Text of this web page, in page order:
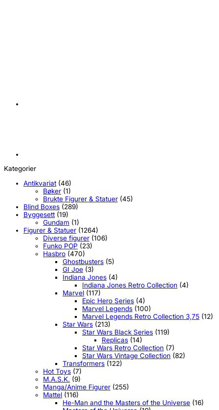
Kategorier
Antikvariat (46)
Bøker (1)
Brukte Figurer & Statuer (45)
Blind Boxes (289)
Byggesett (19)
Gundam (1)
Figurer & Statuer (1264)
Diverse figurer (106)
Funko POP (23)
Hasbro (470)
Ghostbusters (5)
GI Joe (3)
Indiana Jones (4)
Indiana Jones Retro Collection (4)
Marvel (117)
Epic Hero Series (4)
Marvel Legends (100)
Marvel Legends Retro Collection 3,75 (12)
Star Wars (213)
Star Wars Black Series (119)
Replicas (14)
Star Wars Retro Collection (7)
Star Wars Vintage Collection (82)
Transformers (122)
Hot Toys (7)
M.A.S.K. (9)
Manga/Anime Figurer (255)
Mattel (116)
He-Man and the Masters of the Universe (16)